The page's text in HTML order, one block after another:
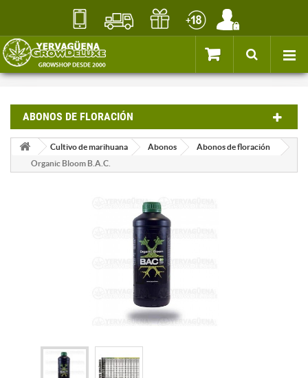
ABONOS DE FLORACIÓN
Cultivo de marihuana Abonos
Abonos de floración
Organic Bloom B.A.C.